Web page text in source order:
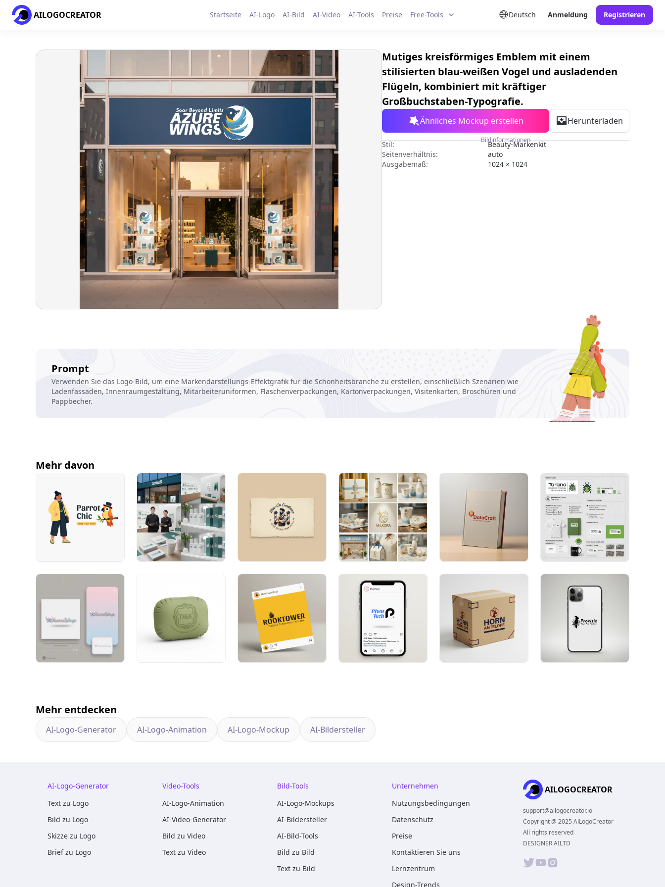
AILOGOCREATOR Startseite AI-Logo AI-Bild AI-Video AI-Tools Preise Free-Tools Deutsch Anmeldung Registrieren
Mutiges kreisförmiges Emblem mit einem
stilisierten blau-weißen Vogel und ausladenden
Flügeln, kombiniert mit kräftiger
Großbuchstaben-Typografie.
Ähnliches Mockup erstellen Herunterladen
Bildinformationen
Stil:
Beauty-Markenkit
Seitenverhältnis:
auto
Ausgabemaß:
1024 × 1024
Prompt
Verwenden Sie das Logo-Bild, um eine Markendarstellungs-Effektgrafik für die Schönheitsbranche zu erstellen, einschließlich Szenarien wie
Ladenfassaden, Innenraumgestaltung, Mitarbeiteruniformen, Flaschenverpackungen, Kartonverpackungen, Visitenkarten, Broschüren und
Pappbecher.
Mehr davon
Mehr entdecken
AI-Logo-Generator AI-Logo-Animation AI-Logo-Mockup AI-Bildersteller
AI-Logo-Generator
Text zu Logo
Bild zu Logo
Skizze zu Logo
Brief zu Logo
Video-Tools
AI-Logo-Animation
AI-Video-Generator
Bild zu Video
Text zu Video
Bild-Tools
AI-Logo-Mockups
AI-Bildersteller
AI-Bild-Tools
Bild zu Bild
Text zu Bild
Unternehmen
Nutzungsbedingungen
Datenschutz
Preise
Kontaktieren Sie uns
Lernzentrum
Design-Trends
AILOGOCREATOR
support@ailogocreator.io
Copyright @ 2025 AlLogoCreator
All rights reserved
DESIGNER AILTD